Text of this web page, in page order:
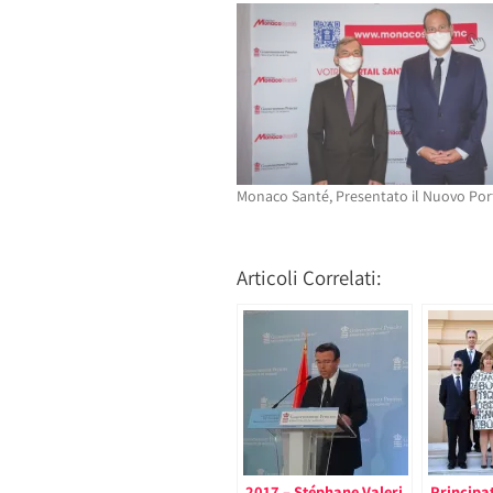
in
una
finestra)
una
nuova
finestra)
Monaco Santé, Presentato il Nuovo
Articoli Correlati: